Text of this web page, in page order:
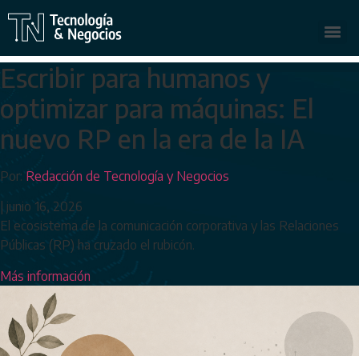
Escribir para humanos y
optimizar para máquinas: El
nuevo RP en la era de la IA
Por: Redacción de Tecnología y Negocios
junio 16, 2026
El ecosistema de la comunicación corporativa y las Relaciones
Públicas (RP) ha cruzado el rubicón.
Más información